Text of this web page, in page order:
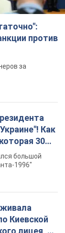
30
большой
1996"
Киевской